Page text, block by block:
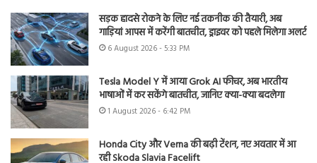
सड़क हादसे रोकने के लिए नई तकनीक की तैयारी, अब
गाड़ियां आपस में करेंगी बातचीत, ड्राइवर को पहले मिलेगा अलर्ट
6 August 2026 - 5:33 PM
Tesla Model Y में आया Grok AI फीचर, अब भारतीय
भाषाओं में कर सकेंगे बातचीत, जानिए क्या-क्या बदलेगा
1 August 2026 - 6:42 PM
Honda City और Verna की बढ़ी टेंशन, नए अवतार में आ
रही Skoda Slavia Facelift